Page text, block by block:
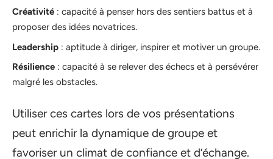
Créativité : capacité à penser hors des sentiers battus et à
proposer des idées novatrices.
Leadership : aptitude à diriger, inspirer et motiver un groupe.
Résilience : capacité à se relever des échecs et à persévérer
malgré les obstacles.
Utiliser ces cartes lors de vos présentations
peut enrichir la dynamique de groupe et
favoriser un climat de confiance et d’échange.